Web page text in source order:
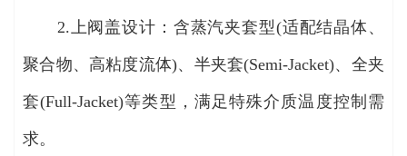
2.上阀盖设计：含蒸汽夹套型(适配结晶体、
聚合物、高粘度流体)、半夹套(Semi-Jacket)、全夹
套(Full-Jacket)等类型，满足特殊介质温度控制需
求。